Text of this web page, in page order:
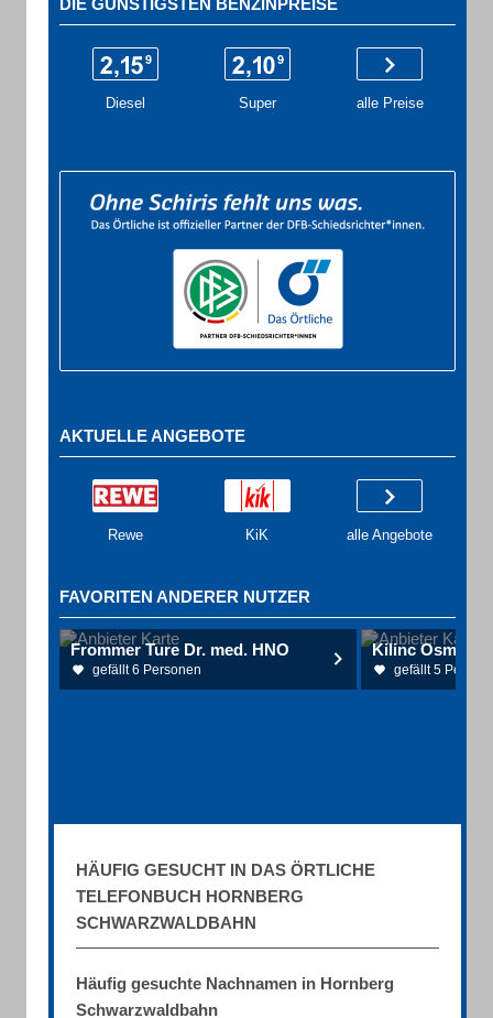
DIE GÜNSTIGSTEN BENZINPREISE
Diesel Super alle Preise
AKTUELLE ANGEBOTE
Rewe KiK alle Angebote
FAVORITEN ANDERER NUTZER
Frommer Ture Dr. med. HNO
gefällt 6 Personen gefällt 5
HÄUFIG GESUCHT IN DAS ÖRTLICHE
TELEFONBUCH HORNBERG
SCHWARZWALDBAHN
Häufig gesuchte Nachnamen in Hornberg
Schwarzwaldbahn